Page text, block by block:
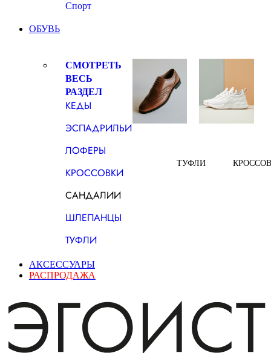
Спорт
ОБУВЬ
СМОТРЕТЬ
ВЕСЬ
РАЗДЕЛ
КЕДЫ
ЭСПАДРИЛЬИ
ЛОФЕРЫ
КРОССОВКИ
САНДАЛИИ
ШЛЕПАНЦЫ
ТУФЛИ
ТУФЛИ
АКСЕССУАРЫ
РАСПРОДАЖА